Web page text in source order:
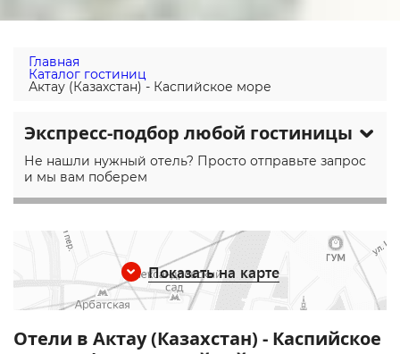
Главная
Каталог гостиниц
Актау (Казахстан) - Каспийское море
Экспресс-подбор любой гостиницы
Не нашли нужный отель? Просто отправьте запрос
и мы вам поберем
Показать на карте
Отели в Актау (Казахстан) - Каспийское